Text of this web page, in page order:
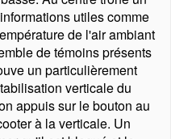
utiles comme
de l'air ambiant
de témoins présents
un particulièrement
verticale du
appuis sur le bouton au
à la verticale. Un